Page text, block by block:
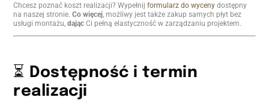
Chcesz poznać koszt realizacji? Wypełnijformularz do wyceny dostępny
na naszej stronie.Co więcej, możliwy jest także zakup samych płyt bez
usługi montażu,dając Ci pełną elastyczność w zarządzaniu projektem.
⏳ Dostępność i termin
realizacji